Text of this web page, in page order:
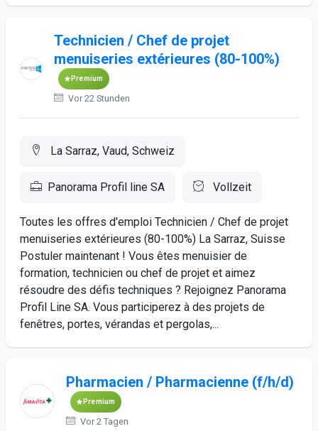
Technicien / Chef de projet
menuiseries extérieures (80-100%)
Premium
Vor 22 Stunden
La Sarraz, Vaud, Schweiz
Panorama Profil line SA Vollzeit
Toutes les offres d'emploi Technicien / Chef de projet
menuiseries extérieures (80-100%) La Sarraz, Suisse
Postuler maintenant ! Vous êtes menuisier de
formation, technicien ou chef de projet et aimez
résoudre des défis techniques ? Rejoignez Panorama
Profil Line SA. Vous participerez à des projets de
fenêtres, portes, vérandas et pergolas,...
Pharmacien / Pharmacienne (f/h/d)
Premium
Vor 2 Tagen